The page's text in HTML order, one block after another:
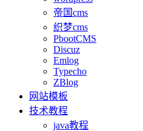
帝国cms
织梦cms
PbootCMS
Discuz
Emlog
Typecho
ZBlog
网站模板
技术教程
java教程